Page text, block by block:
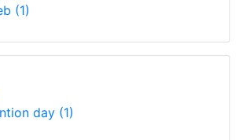
(1)
day (1)